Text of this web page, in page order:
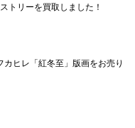
トリーを買取しました！
カヒレ「紅冬至」版画をお売り